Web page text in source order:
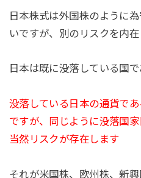
日本株式は外国株のように
いですが、別のリスクを内
日本は既に没落している国
没落している日本の通貨で
ですが、同じように没落国
当然リスクが存在します
それが米国株、欧州株、新